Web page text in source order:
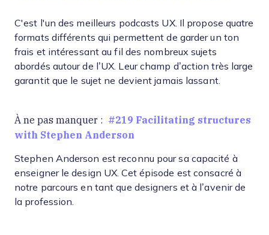
C'est l'un des meilleurs podcasts UX. Il propose quatre
formats différents qui permettent de garder un ton
frais et intéressant au fil des nombreux sujets
abordés autour de l’UX. Leur champ d’action très large
garantit que le sujet ne devient jamais lassant.
À ne pas manquer : #219 Facilitating structures
with Stephen Anderson
Stephen Anderson est reconnu pour sa capacité à
enseigner le design UX. Cet épisode est consacré à
notre parcours en tant que designers et à l’avenir de
la profession.